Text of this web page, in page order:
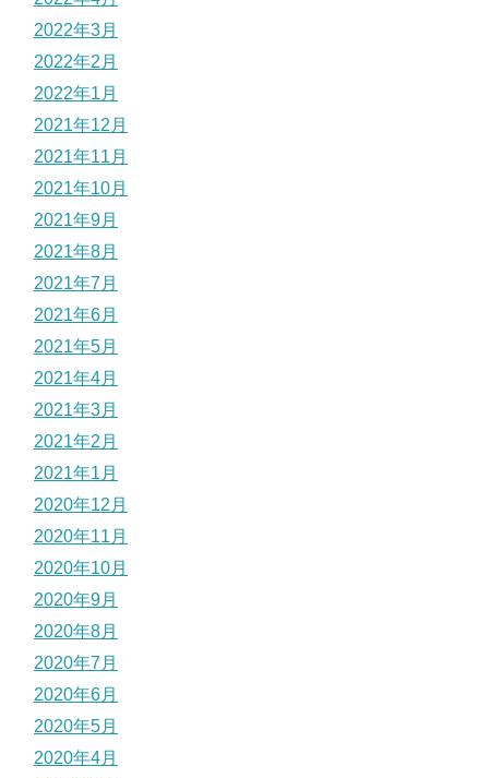
2022年3月
2022年2月
2022年1月
2021年12月
2021年11月
2021年10月
2021年9月
2021年8月
2021年7月
2021年6月
2021年5月
2021年4月
2021年3月
2021年2月
2021年1月
2020年12月
2020年11月
2020年10月
2020年9月
2020年8月
2020年7月
2020年6月
2020年5月
2020年4月